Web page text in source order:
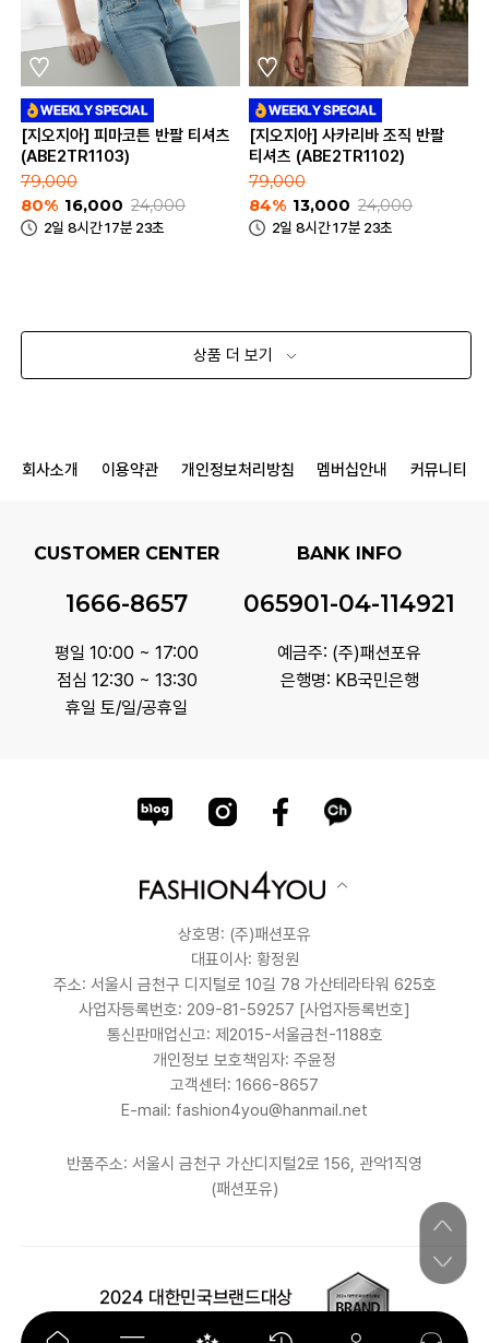
[지오지아] 피마코튼 반팔 티셔츠
(ABE2TR1103)
79,000
80% 16,000 24,000
2일 8시간 17분 23초
[지오지아] 사카리바 조직 반팔
티셔츠 (ABE2TR1102)
79,000
84% 13,000 24,000
2일 8시간 17분 23초
상품 더 보기
회사소개 이용약관 개인정보처리방침 멤버십안내 커뮤니티
CUSTOMER CENTER
1666-8657
평일 10:00 ~ 17:00
점심 12:30 ~ 13:30
휴일 토/일/공휴일
BANK INFO
065901-04-114921
예금주: (주)패션포유
은행명: KB국민은행
상호명: (주)패션포유
대표이사: 황정원
주소: 서울시 금천구 디지털로 10길 78 가산테라타워 625호
사업자등록번호: 209-81-59257 [사업자등록번호]
통신판매업신고: 제2015-서울금천-1188호
개인정보 보호책임자: 주윤정
고객센터: 1666-8657
E-mail: fashion4you@hanmail.net
반품주소: 서울시 금천구 가산디지털2로 156, 관악1직영
(패션포유)